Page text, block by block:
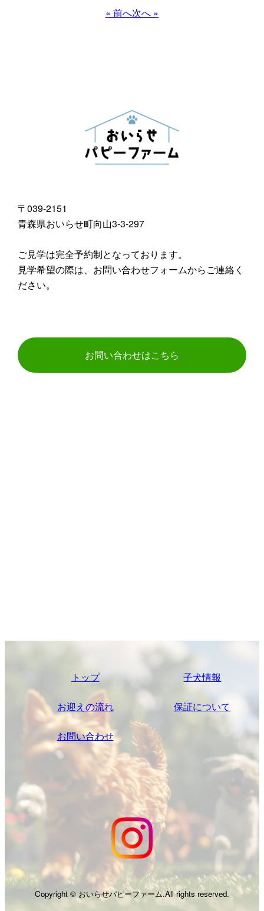
« 前へ次へ »
〒039-2151
青森県おいらせ町向山3-3-297
ご見学は完全予約制となっております。
見学希望の際は、お問い合わせフォームからご連絡く
ださい。
お問い合わせはこちら
トップ 子犬情報
お迎えの流れ 保証について
お問い合わせ
Copyright © おいらせパピーファーム.All rights reserved.